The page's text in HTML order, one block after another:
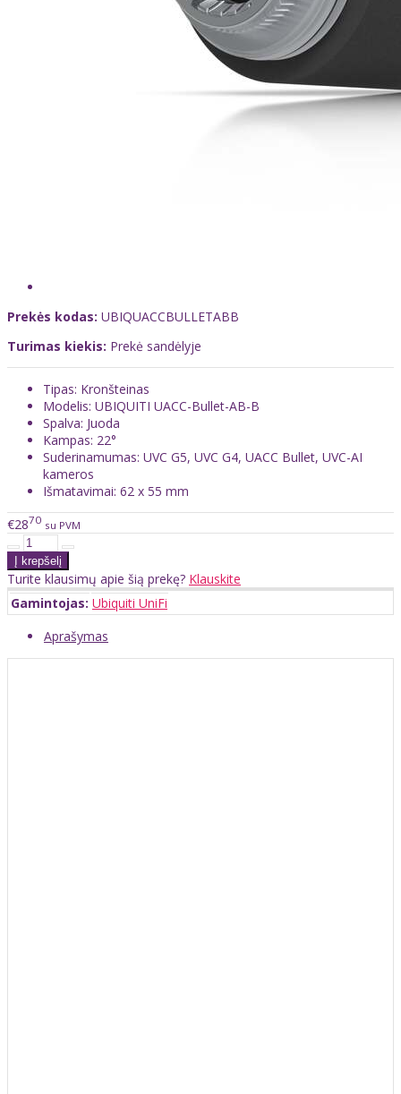
Prekės kodas: UBIQUACCBULLETABB
Turimas kiekis: Prekė sandėlyje
Tipas: Kronšteinas
Modelis: UBIQUITI UACC-Bullet-AB-B
Spalva: Juoda
Kampas: 22°
Suderinamumas: UVC G5, UVC G4, UACC Bullet, UVC-AI
kameros
Išmatavimai: 62 x 55 mm
€2870 su PVM
Turite klausimų apie šią prekę? Klauskite
Gamintojas: Ubiquiti UniFi
Aprašymas